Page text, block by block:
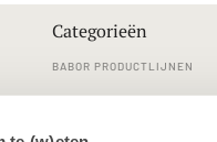
Categorieën
BABOR PRODUCTLIJNEN